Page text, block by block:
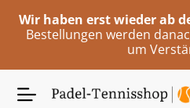
Wir haben erst wieder ab
Bestellungen werden
um